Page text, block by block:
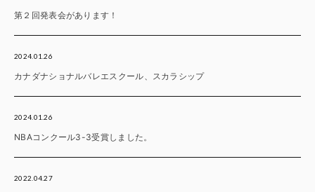
第２回発表会があります！
2024.01.26
カナダナショナルバレエスクール、スカラシップ
2024.01.26
NBAコンクール3-3受賞しました。
2022.04.27